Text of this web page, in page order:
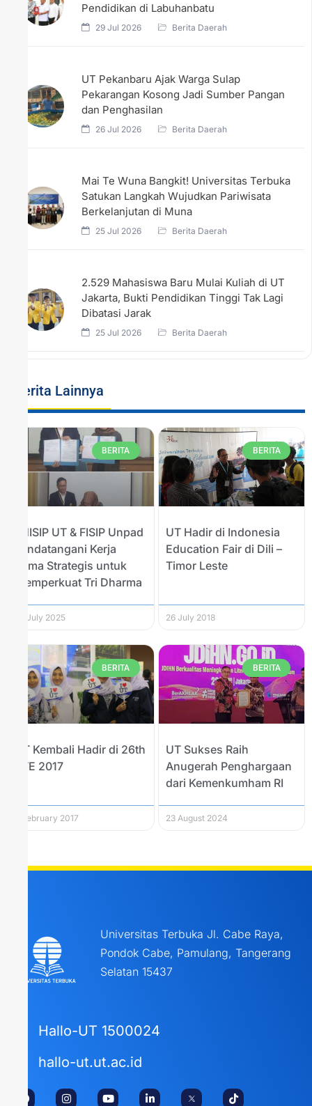
Pendidikan di Labuhanbatu
29 Jul 2026 Berita Daerah
UT Pekanbaru Ajak Warga Sulap
Pekarangan Kosong Jadi Sumber Pangan
dan Penghasilan
26 Jul 2026 Berita Daerah
Mai Te Wuna Bangkit! Universitas Terbuka
Satukan Langkah Wujudkan Pariwisata
Berkelanjutan di Muna
25 Jul 2026 Berita Daerah
2.529 Mahasiswa Baru Mulai Kuliah di UT
Jakarta, Bukti Pendidikan Tinggi Tak Lagi
Dibatasi Jarak
25 Jul 2026 Berita Daerah
Berita Lainnya
BERITA
FHISIP UT & FISIP Unpad
Tandatangani Kerja
Sama Strategis untuk
Memperkuat Tri Dharma
22 July 2025
BERITA
UT Hadir di Indonesia
Education Fair di Dili –
Timor Leste
26 July 2018
BERITA
UT Kembali Hadir di 26th
ETE 2017
3 February 2017
BERITA
UT Sukses Raih
Anugerah Penghargaan
dari Kemenkumham RI
23 August 2024
Universitas Terbuka Jl. Cabe Raya,
Pondok Cabe, Pamulang, Tangerang
Selatan 15437
Hallo-UT 1500024
hallo-ut.ut.ac.id